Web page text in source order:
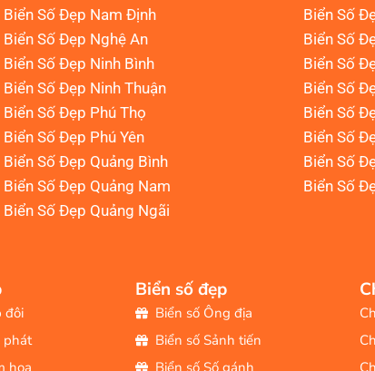
Biển Số Đẹp Nam Định
Biển Số Đẹp Nghệ An
Biển Số Đẹp Ninh Bình
Biển Số Đẹp Ninh Thuận
Biển Số Đẹp Phú Thọ
Biển Số Đẹp Phú Yên
Biển Số Đẹp Quảng Bình
Biển Số Đẹp Quảng Nam
Biển Số Đẹp Quảng Ngãi
Biển Số
Biển Số
Biển Số
Biển Số
Biển Số
Biển Số
Biển Số
Biển Số
đôi
phát
hoa
Biển số đẹp
Biển số Ông địa
Biển số Sảnh tiến
Biển số Số gánh